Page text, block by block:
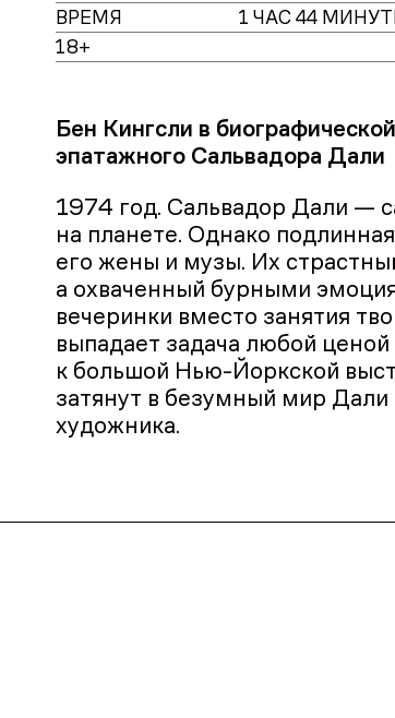
ВРЕМЯ
1 ЧАС 44
18+
Бен Кингсли в
эпатажного Сальвадора Дали
1974 год. Сальвадор Дали —
на планете. Однако
его жены и музы. Их
а охваченный бурными
вечеринки вместо занятия
выпадает задача любой
к большой Нью-Йоркской
затянут в безумный мир
художника.